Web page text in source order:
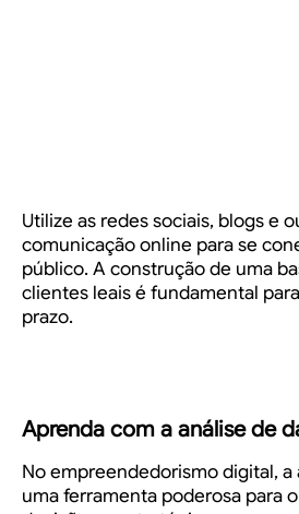
Utilize as redes sociais, blogs e
comunicação online para se
público. A construção de uma
clientes leais é fundamental
prazo.
Aprenda com a análise de
No empreendedorismo digital, a
uma ferramenta poderosa para